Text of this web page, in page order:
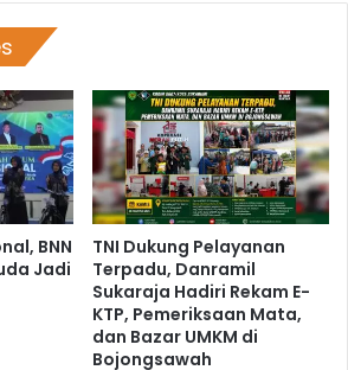
BNN
Jadi
TNI Dukung Pelayanan
Terpadu, Danramil
Sukaraja Hadiri Rekam E-
KTP, Pemeriksaan Mata,
dan Bazar UMKM di
Bojongsawah